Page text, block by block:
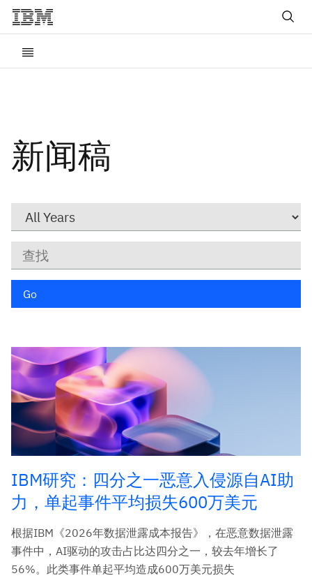
新闻稿
字
Go
IBM研究：四分之一恶意入侵源自AI助
力，单起事件平均损失600万美元
根据IBM《2026年数据泄露成本报告》，在恶意数据泄露
事件中，AI驱动的攻击占比达四分之一，较去年增长了
56%。此类事件单起平均造成600万美元损失